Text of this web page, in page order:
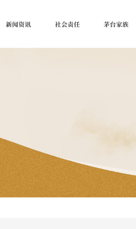
新闻资讯 社会责任 茅台家族